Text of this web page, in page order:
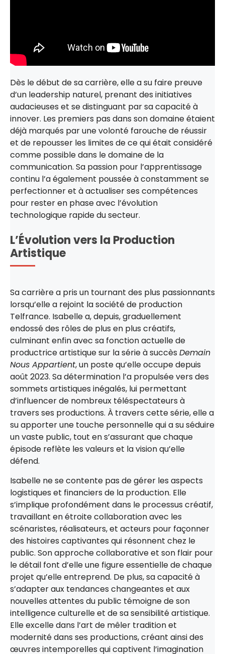
Dès le début de sa carrière, elle a su faire preuve
d’un leadership naturel, prenant des initiatives
audacieuses et se distinguant par sa capacité à
innover. Les premiers pas dans son domaine étaient
déjà marqués par une volonté farouche de réussir
et de repousser les limites de ce qui était considéré
comme possible dans le domaine de la
communication. Sa passion pour l’apprentissage
continu l’a également poussée à constamment se
perfectionner et à actualiser ses compétences
pour rester en phase avec l’évolution
technologique rapide du secteur.
L’Évolution vers la Production
Artistique
Sa carrière a pris un tournant des plus passionnants
lorsqu’elle a rejoint la société de production
Telfrance. Isabelle a, depuis, graduellement
endossé des rôles de plus en plus créatifs,
culminant enfin avec sa fonction actuelle de
productrice artistique sur la série à succès Demain
Nous Appartient, un poste qu’elle occupe depuis
août 2023. Sa détermination l’a propulsée vers des
sommets artistiques inégalés, lui permettant
d’influencer de nombreux téléspectateurs à
travers ses productions. À travers cette série, elle a
su apporter une touche personnelle qui a su séduire
un vaste public, tout en s’assurant que chaque
épisode reflète les valeurs et la vision qu’elle
défend.
Isabelle ne se contente pas de gérer les aspects
logistiques et financiers de la production. Elle
s’implique profondément dans le processus créatif,
travaillant en étroite collaboration avec les
scénaristes, réalisateurs, et acteurs pour façonner
des histoires captivantes qui résonnent chez le
public. Son approche collaborative et son flair pour
le détail font d’elle une figure essentielle de chaque
projet qu’elle entreprend. De plus, sa capacité à
s’adapter aux tendances changeantes et aux
nouvelles attentes du public témoigne de son
intelligence culturelle et de sa sensibilité artistique.
Elle excelle dans l’art de mêler tradition et
modernité dans ses productions, créant ainsi des
œuvres intemporelles qui captivent l’imagination